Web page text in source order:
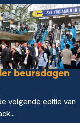
beursdagen
volgende editie van